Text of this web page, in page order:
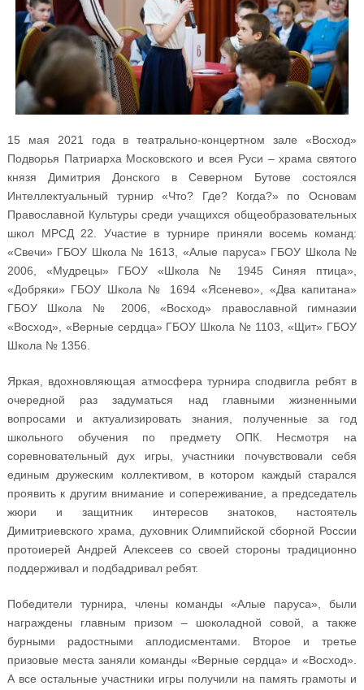
15 мая 2021 года в театрально-концертном зале «Восход»
Подворья Патриарха Московского и всея Руси – храма святого
князя Димитрия Донского в Северном Бутове состоялся
Интеллектуальный турнир «Что? Где? Когда?» по Основам
Православной Культуры среди учащихся общеобразовательных
школ МРСД 22. Участие в турнире приняли восемь команд:
«Свечи» ГБОУ Школа № 1613, «Алые паруса» ГБОУ Школа №
2006, «Мудрецы» ГБОУ «Школа № 1945 Синяя птица»,
«Добряки» ГБОУ Школа № 1694 «Ясенево», «Два капитана»
ГБОУ Школа № 2006, «Восход» православной гимназии
«Восход», «Верные сердца» ГБОУ Школа № 1103, «Щит» ГБОУ
Школа № 1356.
Яркая, вдохновляющая атмосфера турнира сподвигла ребят в
очередной раз задуматься над главными жизненными
вопросами и актуализировать знания, полученные за год
школьного обучения по предмету ОПК. Несмотря на
соревновательный дух игры, участники почувствовали себя
единым дружеским коллективом, в котором каждый старался
проявить к другим внимание и сопереживание, а председатель
жюри и защитник интересов знатоков, настоятель
Димитриевского храма, духовник Олимпийской сборной России
протоиерей Андрей Алексеев со своей стороны традиционно
поддерживал и подбадривал ребят.
Победители турнира, члены команды «Алые паруса», были
награждены главным призом – шоколадной совой, а также
бурными радостными аплодисментами. Второе и третье
призовые места заняли команды «Верные сердца» и «Восход».
А все остальные участники игры получили на память грамоты и